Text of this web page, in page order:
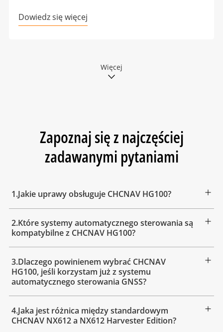
Dowiedz się więcej
Więcej
Zapoznaj się z najczęściej
zadawanymi pytaniami
1.Jakie uprawy obsługuje CHCNAV HG100?
2.Które systemy automatycznego sterowania są
kompatybilne z CHCNAV HG100?
3.Dlaczego powinienem wybrać CHCNAV
HG100, jeśli korzystam już z systemu
automatycznego sterowania GNSS?
4.Jaka jest różnica między standardowym
CHCNAV NX612 a NX612 Harvester Edition?